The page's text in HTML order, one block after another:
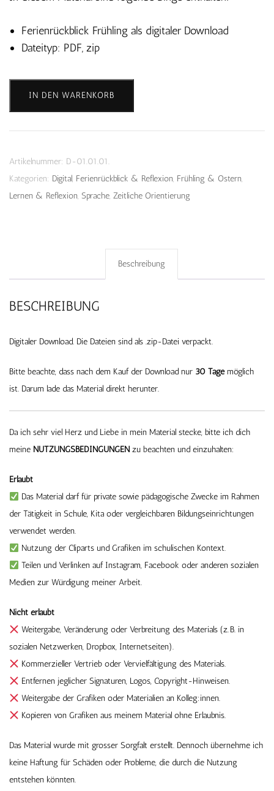
Ferienrückblick Frühling als digitaler Download
Dateityp: PDF, zip
Ferienrückblick
Frühling
-
Download
IN DEN WARENKORB
Artikelnummer: D-01.01.01.
Kategorien: Digital, Ferienrückblick & Reflexion, Frühling & Ostern,
Lernen & Reflexion, Sprache, Zeitliche Orientierung
Beschreibung
BESCHREIBUNG
Digitaler Download. Die Dateien sind als .zip-Datei verpackt.
Bitte beachte, dass nach dem Kauf der Download nur 30 Tagemöglich
ist. Darum lade das Material direkt herunter.
Da ich sehr viel Herz und Liebe in mein Material stecke, bitte ich dich
meine NUTZUNGSBEDINGUNGEN zu beachten und einzuhalten:
Erlaubt
Das Material darf für private sowie pädagogische Zwecke im Rahmen
der Tätigkeit in Schule, Kita oder vergleichbaren Bildungseinrichtungen
verwendet werden.
Nutzung der Cliparts und Grafiken im schulischen Kontext.
Teilen und Verlinken auf Instagram, Facebook oder anderen sozialen
Medien zur Würdigung meiner Arbeit.
Nicht erlaubt
Weitergabe, Veränderung oder Verbreitung des Materials (z. B. in
sozialen Netzwerken, Dropbox, Internetseiten).
Kommerzieller Vertrieb oder Vervielfältigung des Materials.
Entfernen jeglicher Signaturen, Logos, Copyright-Hinweisen.
Weitergabe der Grafiken oder Materialien an Kolleg:innen.
Kopieren von Grafiken aus meinem Material ohne Erlaubnis.
Das Material wurde mit grosser Sorgfalt erstellt. Dennoch übernehme ich
keine Haftung für Schäden oder Probleme, die durch die Nutzung
entstehen könnten.